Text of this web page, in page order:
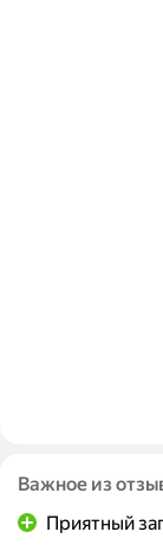
Важное из
Приятный